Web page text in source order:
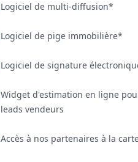
Logiciel de multi-diffusion*
Logiciel de pige immobilière*
Logiciel de signature
Widget d'estimation en ligne
leads vendeurs
Accès à nos partenaires à la